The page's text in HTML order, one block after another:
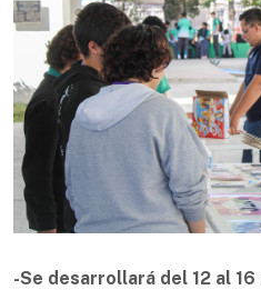
-Se desarrollará del 12 al